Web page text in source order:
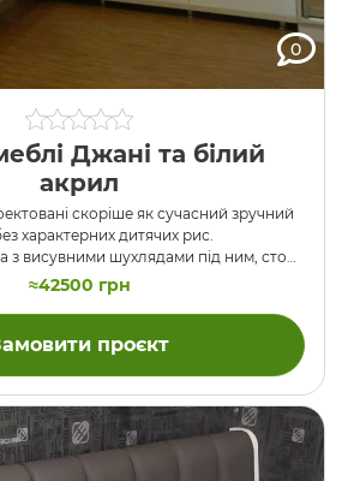
0
Джані та білий
акрил
скоріше як сучасний зручний
характерних дитячих рис.
з висувними шухлядами під ним, стола
надбудови над столом на стіні.
деталей, прямі лінії, металеві опори
акриловий фасад та ДСП кольору
меблевій моді. Направляючі
дверей купе – дзеркальне.
≈42500 грн
проєкт